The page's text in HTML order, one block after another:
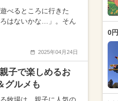
べるところに行きた
はないかな…」。そん
2025年04月24日
子で楽しめるお
グルメも
0